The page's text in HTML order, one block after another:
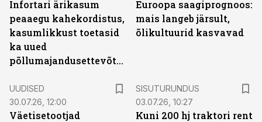
Infortari ärikasum
peaaegu kahekordistus,
kasumlikkust toetasid
ka uued
põllumajandusettevõtted
Euroopa saagiprognoos:
mais langeb järsult,
õlikultuurid kasvavad
UUDISED
30.07.26, 12:00
Väetisetootjad
SISUTURUNDUS
03.07.26, 10:27
Kuni 200 hj traktori rent